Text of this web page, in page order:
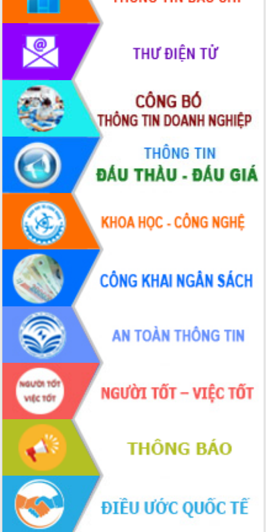
Rà soát, hoàn thiện hệ thống thiết chế
văn hóa, thể thao đáp ứng yêu cầu
phát triển mới
Thường trực HĐND tỉnh Đắk Lắk gặp
mặt Đoàn chuyên gia y tế TP. Hồ Chí
Lễ truy điệu và an táng hài cốt liệt sĩ
tại Nghĩa trang Liệt sĩ xã Sơn Hòa
Bàn giải pháp tháo gỡ khó khăn trong
xuất khẩu sầu riêng và triển khai quy
định EUDR
Thứ trưởng Bộ Nông nghiệp và Môi
trường Nguyễn Hoàng Hiệp khảo sát
vùng trồng và doanh nghiệp đóng gói
sầu riêng tại Đắk Lắk
Trình diễn nghệ thuật chế biến các
món ăn từ sầu riêng
Đắk Lắk công bố Quy hoạch và xúc
tiến đầu tư tỉnh
Ngành cá ngừ Đắk Lắk chủ động thích
ứng để giữ vững thị trường xuất khẩu
Diễn đàn Kinh tế tư nhân Việt Nam đột
phá cơ chế - Hợp tác công tư
Đề án 06 tạo bước ngoặt đột phá trong
cải cách hành chính tỉnh Đắk Lắk
Kết nối tour, đẩy mạnh chuyển đổi số
để phát triển du lịch Đắk Lắk
Khởi động Dự án Đầu tư xây dựng hạ
tầng kỹ thuật Cụm công nghiệp Tân
Tiến
Gặp mặt các cơ quan báo chí nhân Kỷ
niệm 101 năm Ngày Báo chí Cách
mạng Việt Nam
Đắk Lắk sơ kết 4 năm triển khai thực
hiện Đề án 06 của Chính phủ
Họp báo thông tin về Hội nghị Công bố
Quy hoạch và Xúc tiến đầu tư tỉnh Đắk
Lắk
Khơi thông điểm nghẽn, đẩy nhanh
giải ngân vốn khắc phục thiên tai